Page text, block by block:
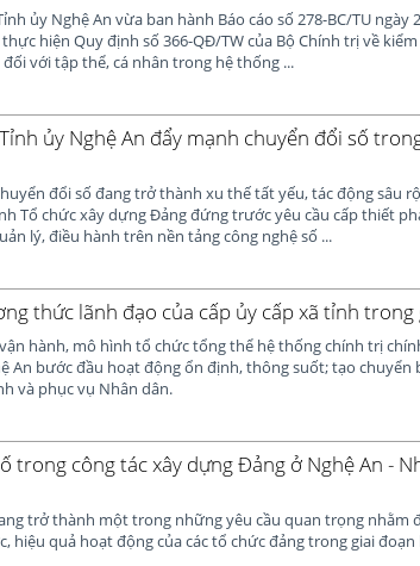
ủy Nghệ An vừa ban hành Báo cáo số 278-BC/TU ngày
hiện Quy định số 366-QĐ/TW của Bộ Chính trị về
với tập thể, cá nhân trong hệ thống ...
ủy Nghệ An đẩy mạnh chuyển đổi số
đổi số đang trở thành xu thế tất yếu, tác động sâu
Tổ chức xây dựng Đảng đứng trước yêu cầu cấp thiết
lý, điều hành trên nền tảng công nghệ số ...
thức lãnh đạo của cấp ủy cấp xã tỉnh trong
hành, mô hình tổ chức tổng thể hệ thống chính trị
An bước đầu hoạt động ổn định, thông suốt; tạo
và phục vụ Nhân dân.
trong công tác xây dựng Đảng ở Nghệ An -
trở thành một trong những yêu cầu quan trọng nhằm
hiệu quả hoạt động của các tổ chức đảng trong giai đoạn